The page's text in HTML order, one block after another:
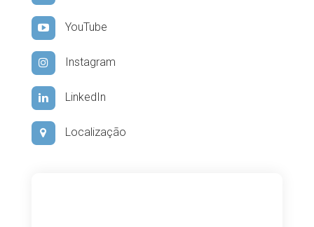
YouTube
Instagram
LinkedIn
Localização